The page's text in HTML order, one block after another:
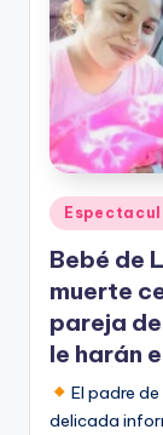
Publicado
en
Bebé de
muerte
pareja
le harán
El padre
delicada